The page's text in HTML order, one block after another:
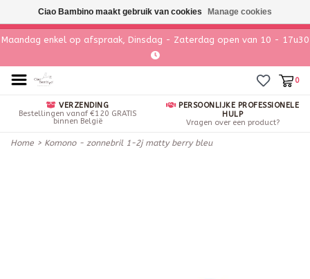
Maandag enkel op afspraak, Dinsdag - Zaterdag open van 10 - 17u30
0
VERZENDING
Bestellingen vanaf €120 GRATIS
binnen België
PERSOONLIJKE PROFESSIONELE
HULP
Vragen over een product?
Home > Komono - zonnebril 1-2j matty berry bleu
Ciao Bambino maakt gebruik van cookies Manage cookies